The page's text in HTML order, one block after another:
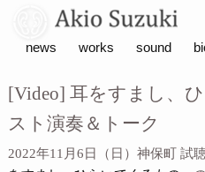
news works sound
[Video] 耳をすまし、
スト演奏＆トーク
2022年11月6日（日）神保町 試